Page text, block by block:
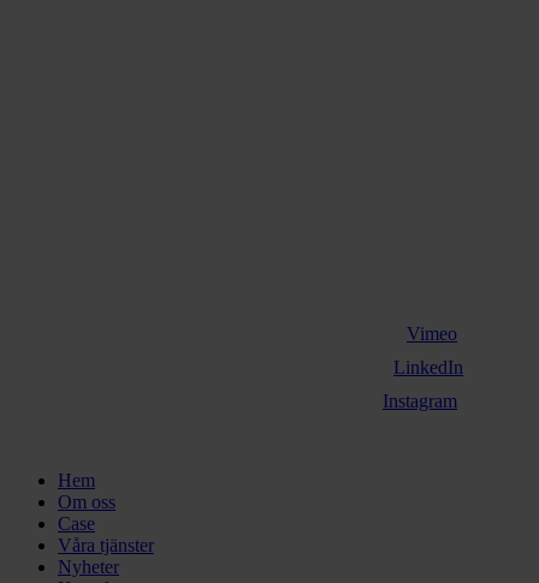
Vimeo
LinkedIn
Instagram
Close
Menu
Hem
Om oss
Case
Våra tjänster
Nyheter